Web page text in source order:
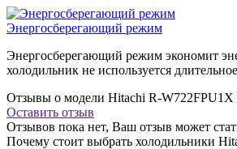
Энергосберегающий режим
Энергосберегающий режим экономит
холодильник не используется
Отзывы о модели Hitachi R-
Оставить отзыв
Отзывов пока нет, Ваш отзыв может
Почему стоит выбрать холодильники